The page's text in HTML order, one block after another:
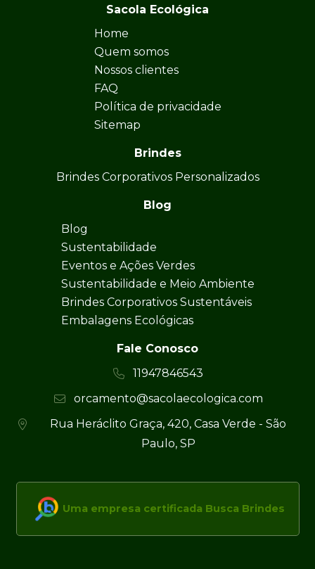
Sacola Ecológica
Home
Quem somos
Nossos clientes
FAQ
Política de privacidade
Sitemap
Brindes
Brindes Corporativos Personalizados
Blog
Blog
Sustentabilidade
Eventos e Ações Verdes
Sustentabilidade e Meio Ambiente
Brindes Corporativos Sustentáveis
Embalagens Ecológicas
Fale Conosco
11947846543
orcamento@sacolaecologica.com
Rua Heráclito Graça, 420, Casa Verde - São
Paulo, SP
Uma empresa certificada Busca Brindes